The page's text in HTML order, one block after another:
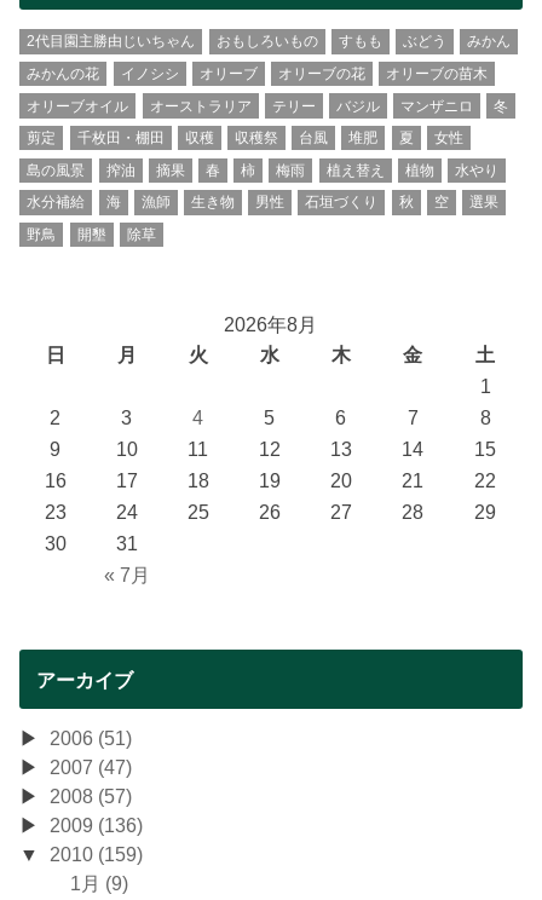
2代目園主勝由じいちゃん おもしろいもの すもも ぶどう
みかん
みかんの花
イノシシ オリーブ オリーブの花
オリーブの苗木
オリーブオイル
オーストラリア テリー バジル マンザニロ
冬
剪定
千枚田・棚田 収穫 収穫祭 台風 堆肥 夏
女性
島の風景
搾油 摘果 春 柿 梅雨 植え替え 植物
水やり
水分補給
海 漁師 生き物 男性 石垣づくり 秋 空
選果
野鳥
開墾 除草
2026年8月
日
月 火 水 木 金 土
« 7月
1
2
3 4 5 6 7
8
9
10 11 12 13 14
15
16
17 18 19 20 21
22
23
24 25 26 27 28
29
30
31
アーカイブ
2006 (51)
2007 (47)
2008 (57)
2009 (136)
2010 (159)
1月 (9)